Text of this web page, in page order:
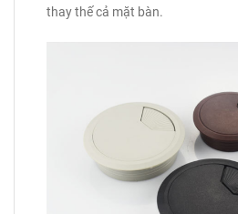
thay thế cả mặt bàn.